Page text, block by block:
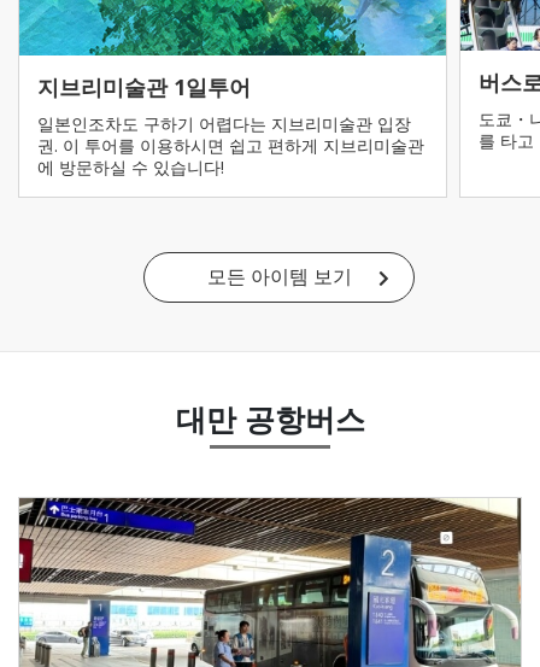
지브리미술관 1일투어
일본인조차도 구하기 어렵다는 지브리미술관 입장
권. 이 투어를 이용하시면 쉽고 편하게 지브리미술관
에 방문하실 수 있습니다!
버스
도쿄・
를 타고
모든 아이템 보기
대만 공항버스